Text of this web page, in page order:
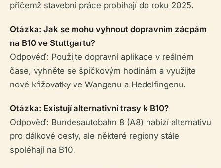
přičemž stavební práce probíhají do roku 2025.
Otázka: Jak se mohu vyhnout dopravním zácpám
na B10 ve Stuttgartu?
Odpověď: Použijte dopravní aplikace v reálném
čase, vyhněte se špičkovým hodinám a využijte
nové křižovatky ve Wangenu a Hedelfingenu.
Otázka: Existují alternativní trasy k B10?
Odpověď: Bundesautobahn 8 (A8) nabízí alternativu
pro dálkové cesty, ale některé regiony stále
spoléhají na B10.